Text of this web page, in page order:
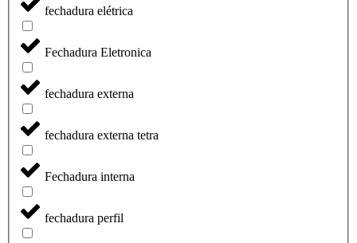
fechadura elétrica
Fechadura Eletronica
fechadura externa
fechadura externa tetra
Fechadura interna
fechadura perfil